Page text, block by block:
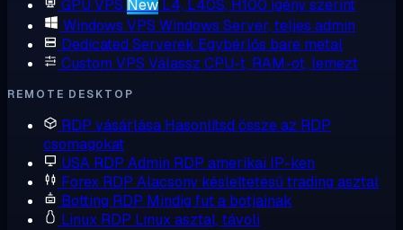
GPU VPS New L4, L40S, H100 igény szerint
Windows VPS Windows Server, teljes admin
Dedicated Serverek Egybérlős bare metal
Custom VPS Válassz CPU-t, RAM-ot, lemezt
REMOTE DESKTOP
RDP vásárlása Hasonlítsd össze az RDP
csomagokat
USA RDP Admin RDP amerikai IP-ken
Forex RDP Alacsony késleltetésű trading asztal
Botting RDP Mindig fut a botjainak
Linux RDP Linux asztal, távoli